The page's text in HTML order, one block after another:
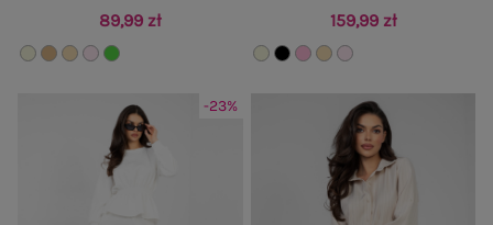
89,99 zł 159,99 zł
-23%